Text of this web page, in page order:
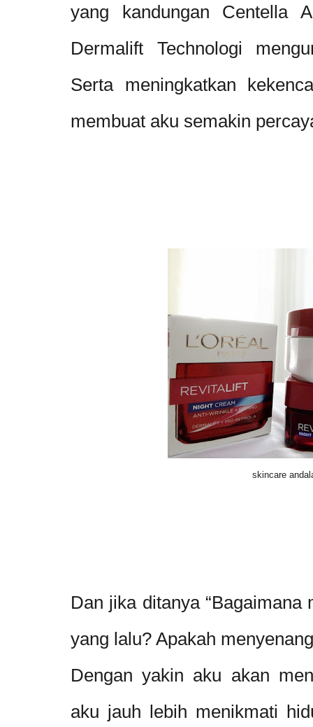
yang kandungan Centella
Dermalift Technologi
Serta meningkatkan
membuat aku semakin
skincare
Dan jika ditanya
yang lalu? Apakah
Dengan yakin aku akan
aku jauh lebih menikmati